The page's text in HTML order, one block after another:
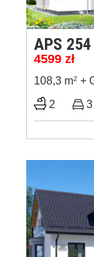
APS
4599 zł
108,3 m2 +
2 3